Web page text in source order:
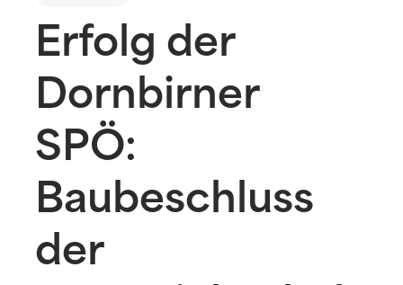
Erfolg der
Dornbirner
SPÖ:
Baubeschluss
der